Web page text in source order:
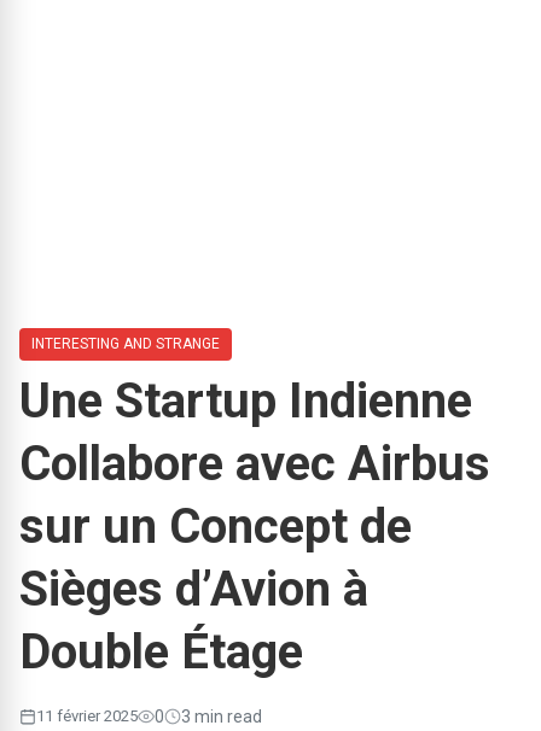
INTERESTING AND STRANGE
Une Startup Indienne
Collabore avec Airbus
sur un Concept de
Sièges d’Avion à
Double Étage
11 février 2025 0 3 min read